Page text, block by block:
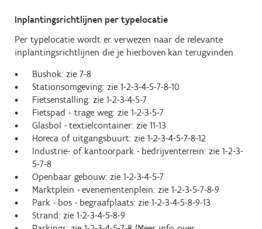
Inplantingsrichtlijnen per typelocatie
Per typelocatie wordt er verwezen naar de relevante
inplantingsrichtlijnen die je hierboven kan terugvinden
Bushok: zie 7-8
Stationsomgeving: zie 1-2-3-4-5-7-8-10
Fietsenstalling: zie 1-2-3-4-5-7
Fietspad - trage weg: zie 1-2-3-5-7
Glasbol - textielcontainer: zie 11-13
Horeca of uitgangsbuurt: zie 1-2-3-4-5-7-8-12
Industrie- of kantoorpark - bedrijventerrein: zie 1-2-3-
5-7-8
Openbaar gebouw: zie 1-2-3-4-5-7
Marktplein - evenementenplein: zie 1-2-3-5-7-8-9
Park - bos - begraafplaats: zie 1-2-3-4-5-8-9-13
Strand: zie 1-2-3-4-5-8-9